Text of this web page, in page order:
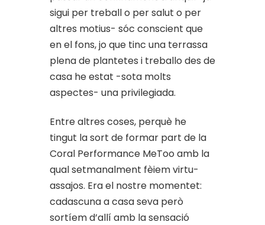
sigui per treball o per salut o per
altres motius- sóc conscient que
en el fons, jo que tinc una terrassa
plena de plantetes i treballo des de
casa he estat -sota molts
aspectes- una privilegiada.
Entre altres coses, perquè he
tingut la sort de formar part de la
Coral Performance MeToo amb la
qual setmanalment fèiem virtu-
assajos. Era el nostre momentet:
cadascuna a casa seva però
sortíem d’allí amb la sensació